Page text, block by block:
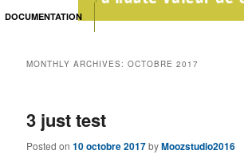
DOCUMENTATION
MONTHLY ARCHIVES:OCTOBRE 2017
3 just test
Posted on10 octobre 2017byMoozstudio2016